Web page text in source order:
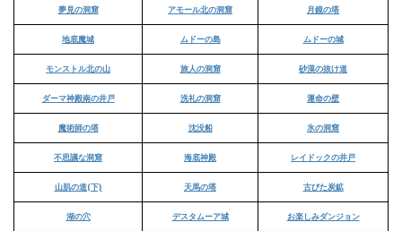
夢見の洞窟 アモール北の洞窟 月鏡の塔
地底魔城 ムドーの島 ムドーの城
モンストル北の山 旅人の洞窟 砂漠の抜け道
ダーマ神殿南の井戸 洗礼の洞窟 運命の壁
魔術師の塔 沈没船 氷の洞窟
不思議な洞窟 海底神殿 レイドックの井戸
山肌の道(下) 天馬の塔 古びた炭鉱
湖の穴 デスタムーア城 お楽しみダンジョン